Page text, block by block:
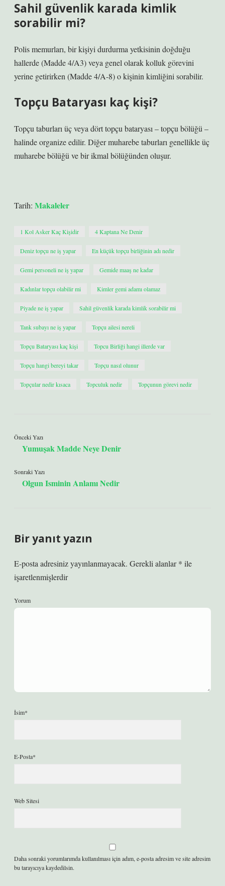
Sahil güvenlik karada kimlik
sorabilir mi?
Polis memurları, bir kişiyi durdurma yetkisinin doğduğu
hallerde (Madde 4/A3) veya genel olarak kolluk görevini
yerine getirirken (Madde 4/A-8) o kişinin kimliğini sorabilir.
Topçu Bataryası kaç kişi?
Topçu taburları üç veya dört topçu bataryası – topçu bölüğü –
halinde organize edilir. Diğer muharebe taburları genellikle üç
muharebe bölüğü ve bir ikmal bölüğünden oluşur.
Tarih: Makaleler
1 Kol Asker Kaç Kişidir 4 Kaptana Ne Denir
Deniz topçu ne iş yapar En küçük topçu birliğinin adı nedir
Gemi personeli ne iş yapar Gemide maaş ne kadar
Kadınlar topçu olabilir mi Kimler gemi adamı olamaz
Piyade ne iş yapar Sahil güvenlik karada kimlik sorabilir mi
Tank subayı ne iş yapar Topçu ailesi nereli
Topçu Bataryası kaç kişi Topcu Birliği hangi illerde var
Topçu hangi bereyi takar Topçu nasıl olunur
Topçular nedir kısaca Topculuk nedir Topçunun görevi nedir
Önceki Yazı
Yumuşak Madde Neye Denir
Sonraki Yazı
Olgun Isminin Anlamı Nedir
Bir yanıt yazın
E-posta adresiniz yayınlanmayacak. Gerekli alanlar* ile
işaretlenmişlerdir
Yorum
İsim*
E-Posta*
Web Sitesi
Daha sonraki yorumlarımda kullanılması için adım, e-posta adresim ve site adresim
bu tarayıcıya kaydedilsin.